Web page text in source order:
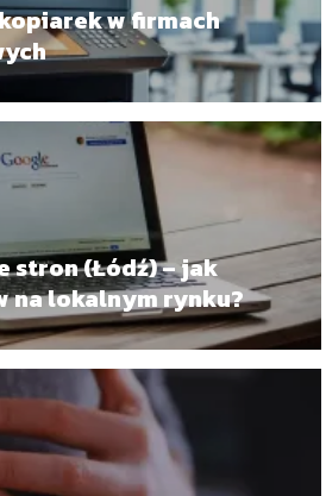
w firmach
stron (Łódź) – jak
na lokalnym rynku?